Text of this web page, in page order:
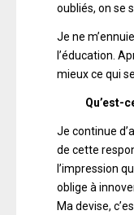
oubliés, on se
Je ne
l’éducation.
mieux ce qui
Qu’est-
Je continue
de cette
l’impression
oblige à
Ma devise,